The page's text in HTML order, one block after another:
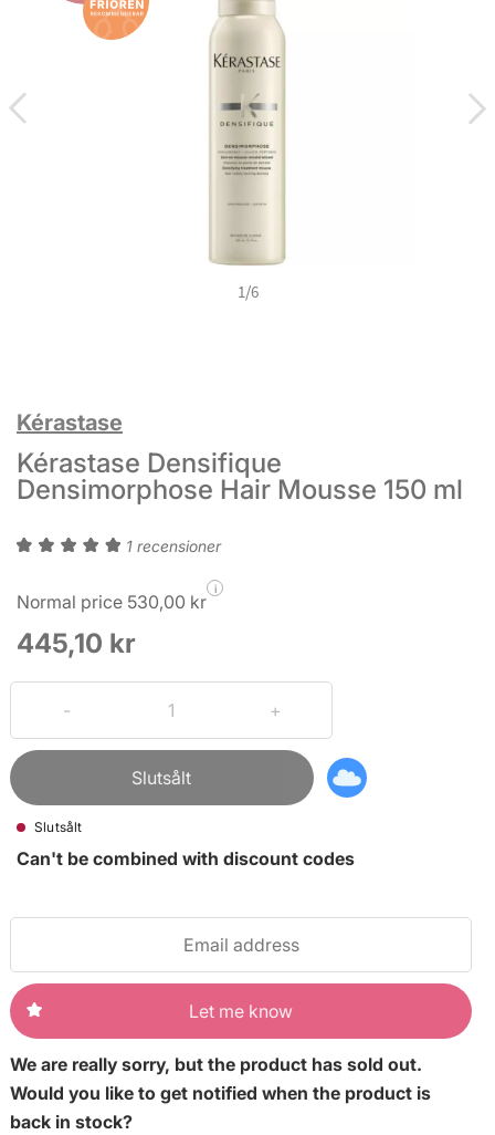
1/6
Kérastase
Kérastase Densifique
Densimorphose Hair Mousse 150 ml
1 recensioner
Normal price 530,00 kr
i
445,10 kr
Slutsålt
Slutsålt
Can't be combined with discount codes
Let me know
We are really sorry, but the product has sold out.
Would you like to get notified when the product is
back in stock?